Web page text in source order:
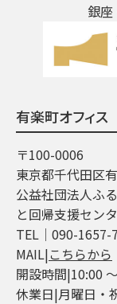
銀座
有楽町オフィス
〒100-0006
東京都千代田区
公益社団法人ふ
と回帰支援セン
TEL│090-1657-
MAIL|こちらから
開設時間|10:00
休業日|月曜日・